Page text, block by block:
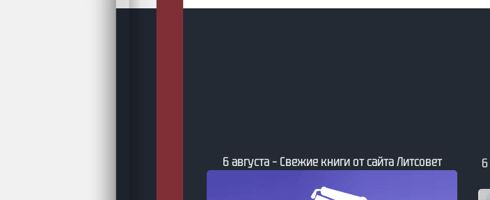
6 августа – Свежие книги от сайта Литсовет